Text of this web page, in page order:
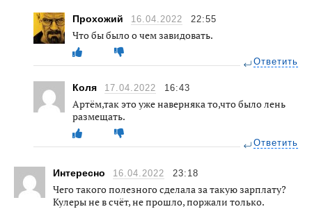
Прохожий 16.04.2022 22:55
Что бы было о чем завидовать.
Ответить
Коля 17.04.2022 16:43
Артём,так это уже наверняка то,что было лень
размещать.
Ответить
Интересно 16.04.2022 23:18
Чего такого полезного сделала за такую зарплату?
Кулеры не в счёт, не прошло, поржали только.